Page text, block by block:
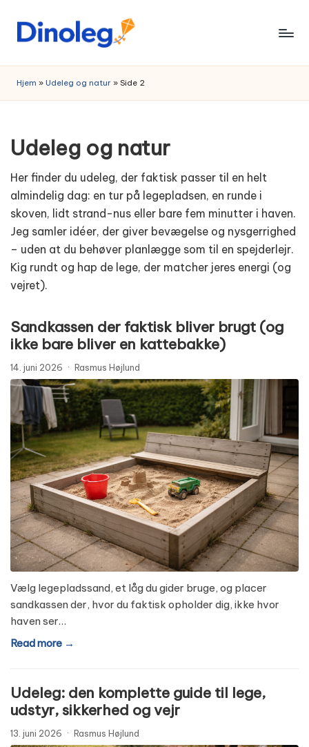
content
Hjem » Udeleg og natur » Side 2
Udeleg og natur
Her finder du udeleg, der faktisk passer til en helt
almindelig dag: en tur på legepladsen, en runde i
skoven, lidt strand-nus eller bare fem minutter i haven.
Jeg samler idéer, der giver bevægelse og nysgerrighed
– uden at du behøver planlægge som til en spejderlejr.
Kig rundt og hap de lege, der matcher jeres energi (og
vejret).
Sandkassen der faktisk bliver brugt (og
ikke bare bliver en kattebakke)
14. juni 2026 · Rasmus Højlund
Vælg legepladssand, et låg du gider bruge, og placer
sandkassen der, hvor du faktisk opholder dig, ikke hvor
haven ser…
Read more →
Udeleg: den komplette guide til lege,
udstyr, sikkerhed og vejr
13. juni 2026 · Rasmus Højlund